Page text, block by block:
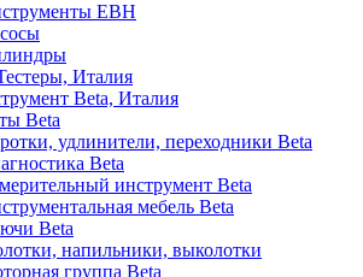
EBH
Италия
Beta, Италия
Beta
удлинители, переходники Beta
Beta
инструмент Beta
мебель Beta
Beta
напильники, выколотки
группа Beta